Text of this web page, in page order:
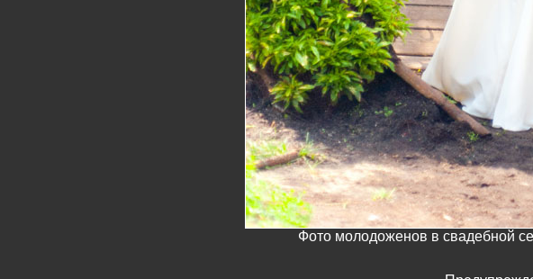
Фото молодоженов в свадебной